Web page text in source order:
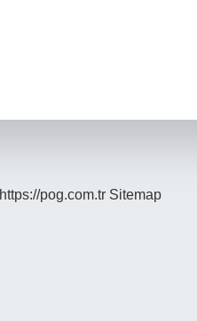
https://pog.com.tr Sitemap